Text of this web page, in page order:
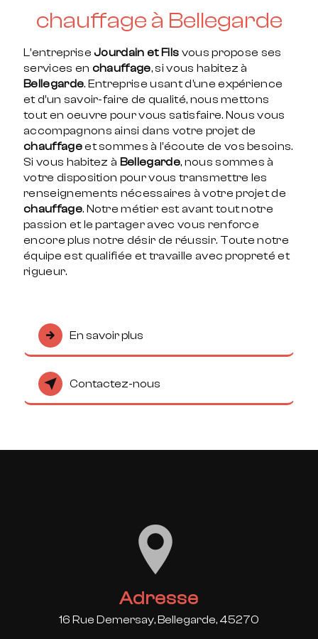
chauffage à Bellegarde
L’entrepriseJourdain et Fils vous propose ses
services en chauffage, si vous habitez à
Bellegarde. Entreprise usant d’une expérience
et d’un savoir-faire de qualité, nous mettons
tout en oeuvre pour vous satisfaire. Nous vous
accompagnons ainsi dans votre projet de
chauffageet sommes à l’écoute de vos besoins.
Si vous habitez à Bellegarde, nous sommes à
votre disposition pour vous transmettre les
renseignements nécessaires à votre projet de
chauffage. Notre métier est avant tout notre
passion et le partager avec vous renforce
encore plus notre désir de réussir. Toute notre
équipe est qualifiée et travaille avec propreté et
rigueur.
En savoir plus
Contactez-nous
Adresse
16 Rue Demersay, Bellegarde, 45270